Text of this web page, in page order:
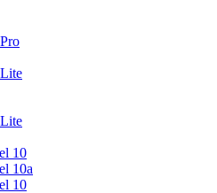
10
10a
10